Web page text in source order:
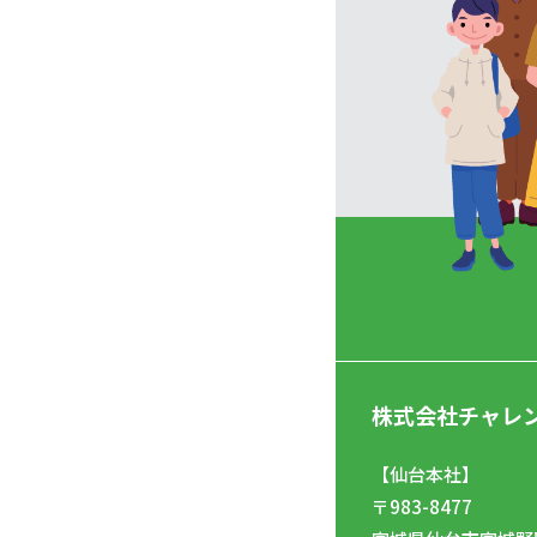
株式会社チャレ
【仙台本社】
〒983-8477